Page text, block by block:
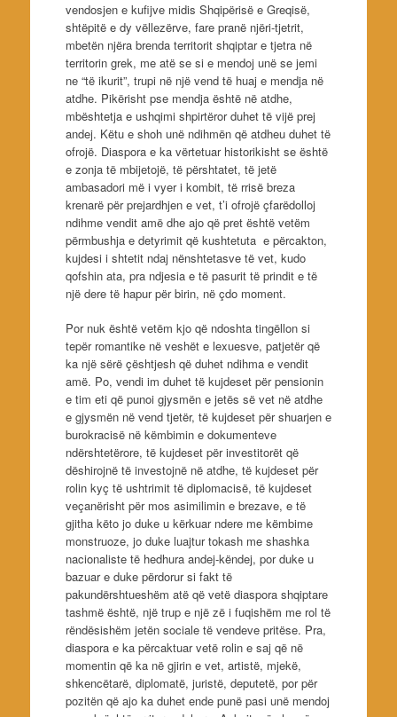
vendosjen e kufijve midis Shqipërisë e Greqisë,
shtëpitë e dy vëllezërve, fare pranë njëri-tjetrit,
mbetën njëra brenda territorit shqiptar e tjetra në
territorin grek, me atë se si e mendoj unë se jemi
ne “të ikurit”, trupi në një vend të huaj e mendja në
atdhe. Pikërisht pse mendja është në atdhe,
mbështetja e ushqimi shpirtëror duhet të vijë prej
andej. Këtu e shoh unë ndihmën që atdheu duhet të
ofrojë. Diaspora e ka vërtetuar historikisht se është
e zonja të mbijetojë, të përshtatet, të jetë
ambasadori më i vyer i kombit, të rrisë breza
krenarë për prejardhjen e vet, t’i ofrojë çfarëdolloj
ndihme vendit amë dhe ajo që pret është vetëm
përmbushja e detyrimit që kushtetuta e përcakton,
kujdesi i shtetit ndaj nënshtetasve të vet, kudo
qofshin ata, pra ndjesia e të pasurit të prindit e të
një dere të hapur për birin, në çdo moment.
Por nuk është vetëm kjo që ndoshta tingëllon si
tepër romantike në veshët e lexuesve, patjetër që
ka një sërë çështjesh që duhet ndihma e vendit
amë. Po, vendi im duhet të kujdeset për pensionin
e tim eti që punoi gjysmën e jetës së vet në atdhe
e gjysmën në vend tjetër, të kujdeset për shuarjen e
burokracisë në këmbimin e dokumenteve
ndërshtetërore, të kujdeset për investitorët që
dëshirojnë të investojnë në atdhe, të kujdeset për
rolin kyç të ushtrimit të diplomacisë, të kujdeset
veçanërisht për mos asimilimin e brezave, e të
gjitha këto jo duke u kërkuar ndere me këmbime
monstruoze, jo duke luajtur tokash me shashka
nacionaliste të hedhura andej-këndej, por duke u
bazuar e duke përdorur si fakt të
pakundërshtueshëm atë që vetë diaspora shqiptare
tashmë është, një trup e një zë i fuqishëm me rol të
rëndësishëm jetën sociale të vendeve pritëse. Pra,
diaspora e ka përcaktuar vetë rolin e saj që në
momentin që ka në gjirin e vet, artistë, mjekë,
shkencëtarë, diplomatë, juristë, deputetë, por për
pozitën që ajo ka duhet ende punë pasi unë mendoj